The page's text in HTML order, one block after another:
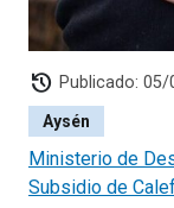
history Publicado:
Aysén
Ministerio de
Subsidio de